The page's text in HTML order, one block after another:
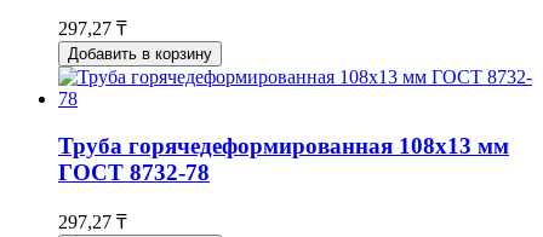
297,27 ₸
Добавить в корзину
Труба горячедеформированная 108х13 мм
ГОСТ 8732-78
297,27 ₸